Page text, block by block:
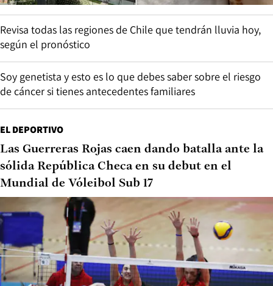
Revisa todas las regiones de Chile que tendrán lluvia hoy,
según el pronóstico
Soy genetista y esto es lo que debes saber sobre el riesgo
de cáncer si tienes antecedentes familiares
EL DEPORTIVO
Las Guerreras Rojas caen dando batalla ante la
sólida República Checa en su debut en el
Mundial de Vóleibol Sub 17